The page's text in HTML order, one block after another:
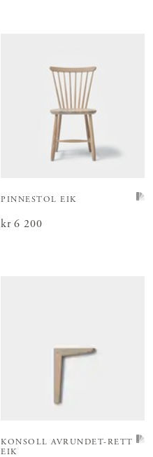
PINNESTOL EIK
Pris :kr 6 200
kr 6 200
KONSOLL AVRUNDET-RETT
EIK